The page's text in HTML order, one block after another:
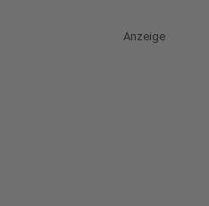
Anzeige